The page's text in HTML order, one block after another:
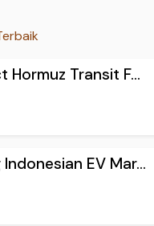
Hormuz Transit F...
EV Mar...